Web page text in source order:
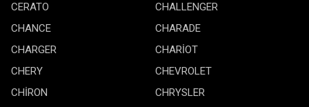
CERATO
CHALLENGER
CHANCE
CHARADE
CHARGER
CHARİOT
CHERY
CHEVROLET
CHİRON
CHRYSLER